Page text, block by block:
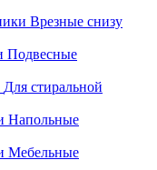
Врезные снизу
Подвесные
Для стиральной
Напольные
Мебельные